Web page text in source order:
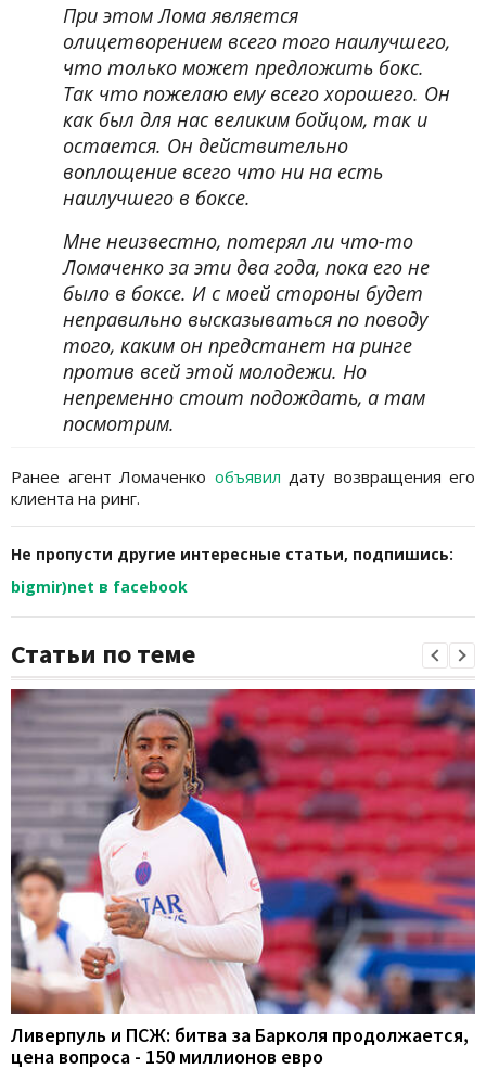
При этом Лома является
олицетворением всего того наилучшего,
что только может предложить бокс.
Так что пожелаю ему всего хорошего. Он
как был для нас великим бойцом, так и
остается. Он действительно
воплощение всего что ни на есть
наилучшего в боксе.
Мне неизвестно, потерял ли что-то
Ломаченко за эти два года, пока его не
было в боксе. И с моей стороны будет
неправильно высказываться по поводу
того, каким он предстанет на ринге
против всей этой молодежи. Но
непременно стоит подождать, а там
посмотрим.
Ранее агент Ломаченко объявил дату возвращения его
клиента на ринг.
Не пропусти другие интересные статьи, подпишись:
bigmir)net в facebook
Статьи по теме
Ливерпуль и ПСЖ: битва за Барколя продолжается,
цена вопроса - 150 миллионов евро